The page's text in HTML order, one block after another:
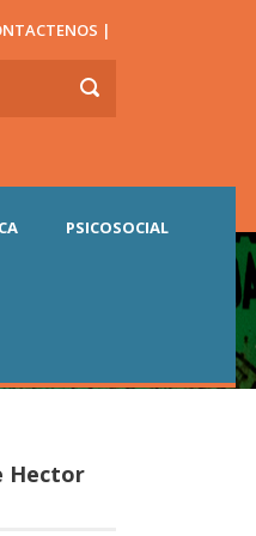
|
PSICOSOCIAL
Hector